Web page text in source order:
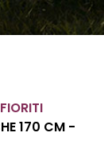
170 CM -